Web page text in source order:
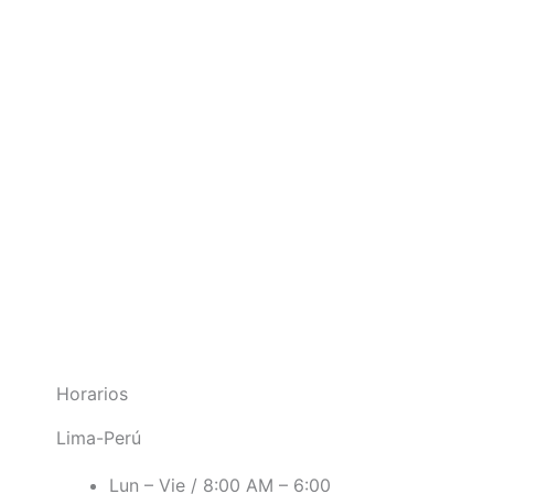
Horarios
Lima-Perú
Lun – Vie / 8:00 AM – 6:00